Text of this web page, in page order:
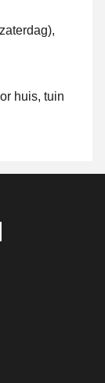
huis, tuin